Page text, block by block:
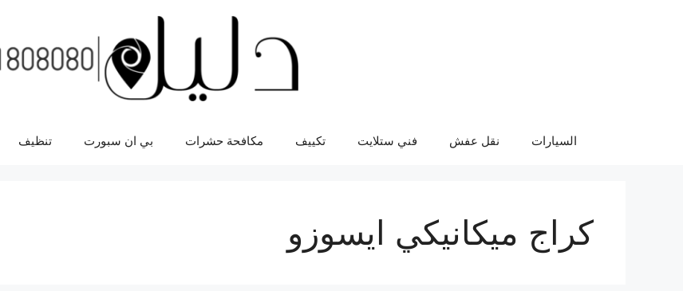
السيارات نقل عفش فني ستلايت تكييف مكافحة حشرات بي ان سبورت تنظيف
كراج ميكانيكي ايسوزو